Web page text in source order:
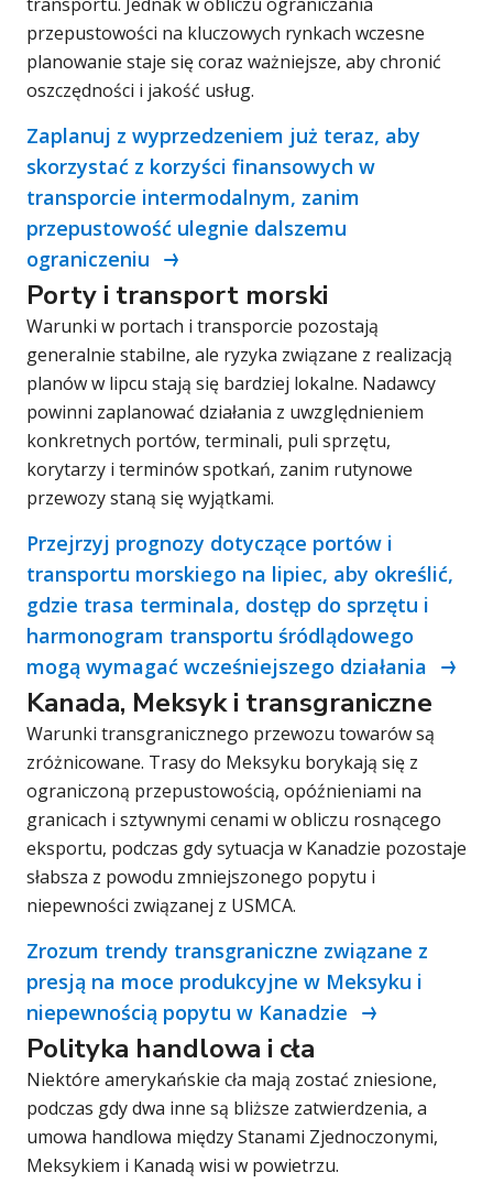
przepustowości na kluczowych rynkach wczesne
planowanie staje się coraz ważniejsze, aby chronić
oszczędności i jakość usług.
Zaplanuj z wyprzedzeniem już teraz, aby
skorzystać z korzyści finansowych w
transporcie intermodalnym, zanim
przepustowość ulegnie dalszemu
ograniczeniu
Porty i transport morski
Warunki w portach i transporcie pozostają
generalnie stabilne, ale ryzyka związane z realizacją
planów w lipcu stają się bardziej lokalne. Nadawcy
powinni zaplanować działania z uwzględnieniem
konkretnych portów, terminali, puli sprzętu,
korytarzy i terminów spotkań, zanim rutynowe
przewozy staną się wyjątkami.
Przejrzyj prognozy dotyczące portów i
transportu morskiego na lipiec, aby określić,
gdzie trasa terminala, dostęp do sprzętu i
harmonogram transportu śródlądowego
mogą wymagać wcześniejszego działania
Kanada, Meksyk i transgraniczne
Warunki transgranicznego przewozu towarów są
zróżnicowane. Trasy do Meksyku borykają się z
ograniczoną przepustowością, opóźnieniami na
granicach i sztywnymi cenami w obliczu rosnącego
eksportu, podczas gdy sytuacja w Kanadzie pozostaje
słabsza z powodu zmniejszonego popytu i
niepewności związanej z USMCA.
Zrozum trendy transgraniczne związane z
presją na moce produkcyjne w Meksyku i
niepewnością popytu w Kanadzie
Polityka handlowa i cła
Niektóre amerykańskie cła mają zostać zniesione,
podczas gdy dwa inne są bliższe zatwierdzenia, a
umowa handlowa między Stanami Zjednoczonymi,
Meksykiem i Kanadą wisi w powietrzu.